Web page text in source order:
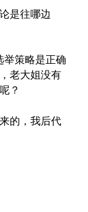
是往哪边
策略是正确
老大姐没有
？
的，我后代